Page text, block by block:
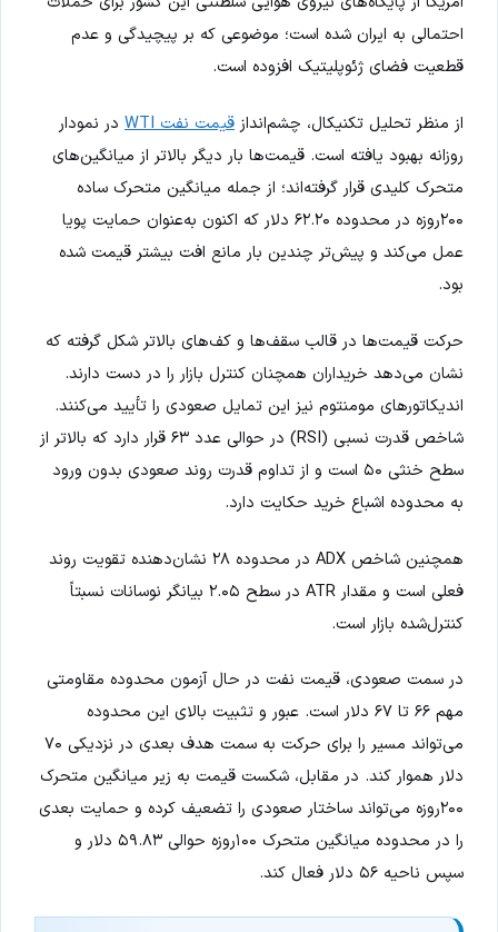
احتمالی به ایران شده است؛ موضوعی که بر پیچیدگی و عدم
قطعیت فضای ژئوپلیتیک افزوده است.
از منظر تحلیل تکنیکال، چشم‌انداز قیمت نفت WTI
در نمودار
روزانه بهبود یافته است. قیمت‌ها بار دیگر بالاتر از میانگین‌های
متحرک کلیدی قرار گرفته‌اند؛ از جمله میانگین متحرک ساده
۲۰۰روزه در محدوده ۶۲.۲۰ دلار که اکنون به‌عنوان حمایت پویا
عمل می‌کند و پیش‌تر چندین بار مانع افت بیشتر قیمت شده
بود.
حرکت قیمت‌ها در قالب سقف‌ها و کف‌های بالاتر شکل گرفته که
نشان می‌دهد خریداران همچنان کنترل بازار را در دست دارند.
اندیکاتورهای مومنتوم نیز این تمایل صعودی را تأیید می‌کنند.
شاخص قدرت نسبی (RSI) در حوالی عدد ۶۳ قرار دارد که بالاتر از
سطح خنثی ۵۰ است و از تداوم قدرت روند صعودی بدون ورود
به محدوده اشباع خرید حکایت دارد.
همچنین شاخص ADX در محدوده ۲۸ نشان‌دهنده تقویت روند
فعلی است و مقدار ATR در سطح ۲.۰۵ بیانگر نوسانات نسبتاً
کنترل‌شده بازار است.
در سمت صعودی، قیمت نفت در حال آزمون محدوده مقاومتی
مهم ۶۶ تا ۶۷ دلار است. عبور و تثبیت بالای این محدوده
می‌تواند مسیر را برای حرکت به سمت هدف بعدی در نزدیکی ۷۰
دلار هموار کند. در مقابل، شکست قیمت به زیر میانگین متحرک
۲۰۰روزه می‌تواند ساختار صعودی را تضعیف کرده و حمایت بعدی
را در محدوده میانگین متحرک ۱۰۰روزه حوالی ۵۹.۸۳ دلار و
سپس ناحیه ۵۶ دلار فعال کند.